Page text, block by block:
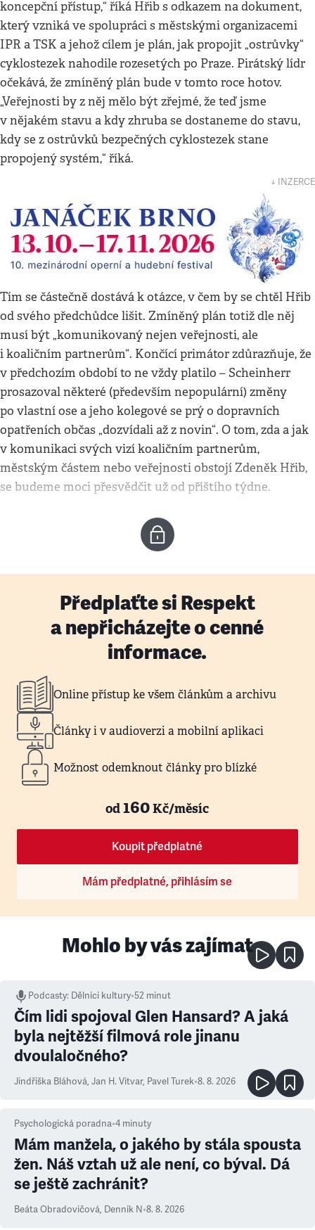
koncepční přístup,“ říká Hřib s odkazem na dokument,
který vzniká ve spolupráci s městskými organizacemi
IPR a TSK a jehož cílem je plán, jak propojit „ostrůvky“
cyklostezek nahodilerozesetých po Praze. Pirátský lídr
očekává, že zmíněný plán bude v tomto roce hotov.
„Veřejnosti by z něj mělo být zřejmé, že teď jsme
v nějakém stavu a kdy zhruba se dostaneme do stavu,
kdy se z ostrůvků bezpečných cyklostezek stane
propojený systém,“ říká.
↓ INZERCE
Tím se částečně dostává k otázce, v čem by se chtěl Hřib
od svého předchůdce lišit. Zmíněný plán totiž dle něj
musí být „komunikovaný nejen veřejnosti, ale
i koaličním partnerům“. Končící primátor zdůrazňuje, že
v předchozím období to ne vždy platilo – Scheinherr
prosazoval některé (především nepopulární) změny
po vlastní ose a jeho kolegové se prý o dopravních
opatřeních občas „dozvídali až z novin“. O tom, zda a jak
v komunikaci svých vizí koaličním partnerům,
městským částem nebo veřejnosti obstojí Zdeněk Hřib,
se budeme moci přesvědčit už od příštího týdne.
Předplaťte si Respekt
a nepřicházejte o cenné
informace.
Online přístup ke všem článkům a archivu
Články i v audioverzi a mobilní aplikaci
Možnost odemknout články pro blízké
od160Kč/měsíc
Koupit předplatné
Mám předplatné, přihlásím se
Mohlo by vás zajímat
Podcasty: Dělníci kultury•52 minut
Čím lidi spojoval Glen Hansard? A jaká
byla nejtěžší filmová role jinanu
dvoulaločného?
Jindřiška Bláhová, Jan H. Vitvar, Pavel Turek•8. 8. 2026
Psychologická poradna•4 minuty
Mám manžela, o jakého by stála spousta
žen. Náš vztah už ale není, co býval. Dá
se ještě zachránit?
Beáta Obradovičová, Denník N•8. 8. 2026